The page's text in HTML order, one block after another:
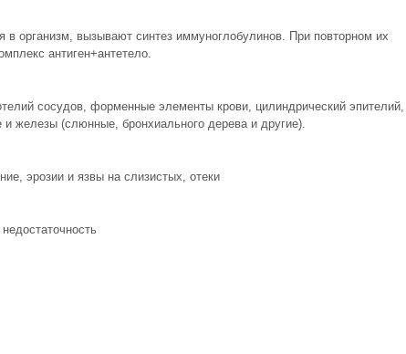
в организм, вызывают синтез иммуноглобулинов. При повторном их
антиген+антетело.
сосудов, форменные элементы крови, цилиндрический эпителий,
железы (слюнные, бронхиального дерева и другие).
эрозии и язвы на слизистых, отеки